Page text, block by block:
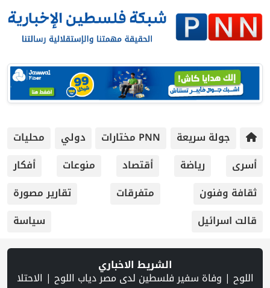
جولة سريعة PNN مختارات دولي
محليات
أسرى
رياضة أقتصاد منوعات
أفكار
ثقافة وفنون
متفرقات
تقارير مصورة
قالت اسرائيل
سياسة
الشريط الاخباري
بنيتها التحتية والجيش الإسرائيلي مقيد بفعل الضغوط الأميركية | شهادات جنود تكشف تغوّل إرهاب المستوطنين وتواطؤ جيش الاحتلال في الضفة | قصف وإطلاق نار إسرائيلي متواصل يستهدف النازحين في غزة | الجيش الإسرائيلي: أنهينا 80% من "مشروع الشرق" على الحدود مع سوريا | الاحتلال يقتحم عدة قرى في نابلس ويداهم منازل ويستجوب مواطنين | اسعار صرف العملات | حملة في الولايات المتحدة تدعو الأطباء لمقاطعة الجمعية الطبية الأمريكية احتجاجاً على موقفها من غزة | مفاوضات هرمز تتقدم وسط مؤشرات على تهدئة | إسرائيل: مشروع إماراتي لإقامة مجمّع خيام في غزة تحت إشراف الجيش